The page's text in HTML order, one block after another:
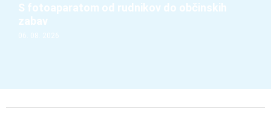
S fotoaparatom od rudnikov do občinskih
zabav
06. 08. 2026